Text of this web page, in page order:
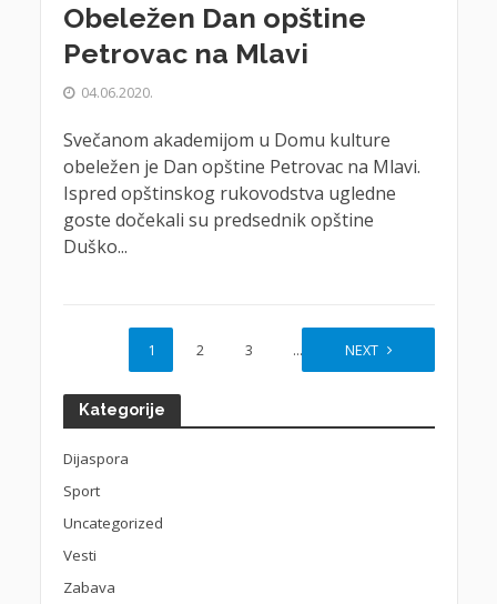
Obeležen Dan opštine
Petrovac na Mlavi
04.06.2020.
Svečanom akademijom u Domu kulture
obeležen je Dan opštine Petrovac na Mlavi.
Ispred opštinskog rukovodstva ugledne
goste dočekali su predsednik opštine
Duško...
1 2 3 … 7
NEXT
Kategorije
Dijaspora
Sport
Uncategorized
Vesti
Zabava